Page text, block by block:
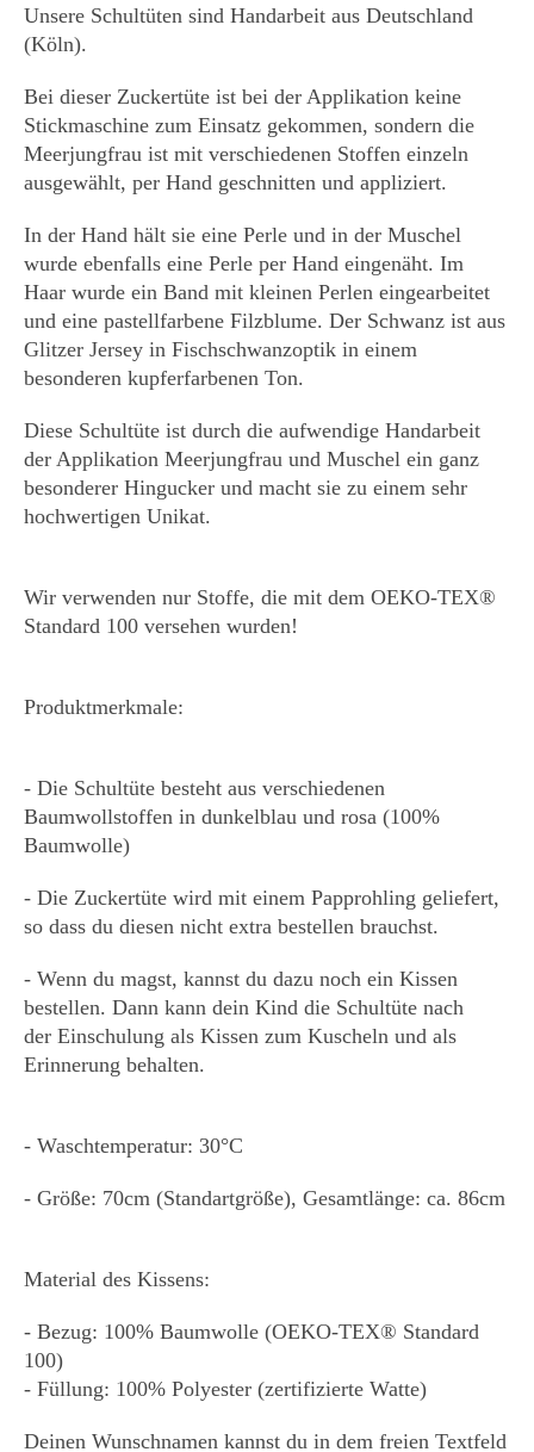
Unsere Schultüten sind Handarbeit aus Deutschland
(Köln).
Bei dieser Zuckertüte ist bei der Applikation keine
Stickmaschine zum Einsatz gekommen, sondern die
Meerjungfrau ist mit verschiedenen Stoffen einzeln
ausgewählt, per Hand geschnitten und appliziert.
In der Hand hält sie eine Perle und in der Muschel
wurde ebenfalls eine Perle per Hand eingenäht. Im
Haar wurde ein Band mit kleinen Perlen eingearbeitet
und eine pastellfarbene Filzblume. Der Schwanz ist aus
Glitzer Jersey in Fischschwanzoptik in einem
besonderen kupferfarbenen Ton.
Diese Schultüte ist durch die aufwendige Handarbeit
der Applikation Meerjungfrau und Muschel ein ganz
besonderer Hingucker und macht sie zu einem sehr
hochwertigen Unikat.
Wir verwenden nur Stoffe, die mit dem OEKO-TEX®
Standard 100 versehen wurden!
Produktmerkmale:
- Die Schultüte besteht aus verschiedenen
Baumwollstoffen in dunkelblau und rosa (100%
Baumwolle)
- Die Zuckertüte wird mit einem Papprohling geliefert,
so dass du diesen nicht extra bestellen brauchst.
- Wenn du magst, kannst du dazu noch ein Kissen
bestellen. Dann kann dein Kind die Schultüte nach
der Einschulung als Kissen zum Kuscheln und als
Erinnerung behalten.
- Waschtemperatur: 30°C
- Größe: 70cm (Standartgröße), Gesamtlänge: ca. 86cm
Material des Kissens:
- Bezug: 100% Baumwolle (OEKO-TEX® Standard
100)
- Füllung: 100% Polyester (zertifizierte Watte)
Deinen Wunschnamen kannst du in dem freien Textfeld